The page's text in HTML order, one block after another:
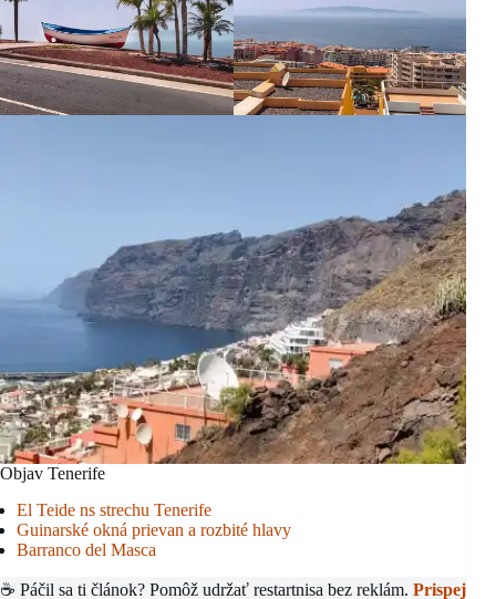
Objav Tenerife
El Teide ns strechu Tenerife
Guinarské okná prievan a rozbité hlavy
Barranco del Masca
☕ Páčil sa ti článok? Pomôž udržať restartnisa bez reklám. Prispej